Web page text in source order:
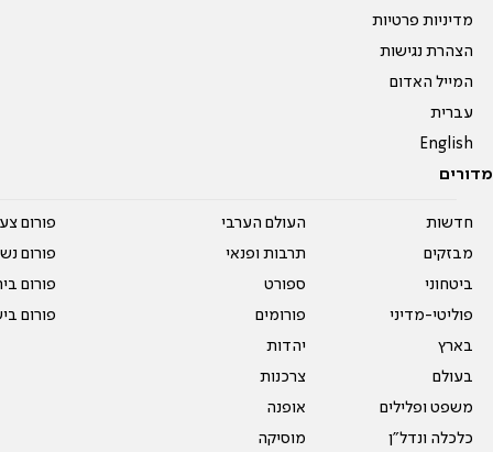
מדיניות פרטיות
הצהרת נגישות
המייל האדום
עברית
English
מדורים
חדשות
מבזקים
ביטחוני
פוליטי-מדיני
בארץ
בעולם
משפט ופלילים
כלכלה ונדל"ן
העולם הערבי
תרבות ופנאי
ספורט
פורומים
יהדות
צרכנות
אופנה
מוסיקה
פורום
פורום
פורום
פורום